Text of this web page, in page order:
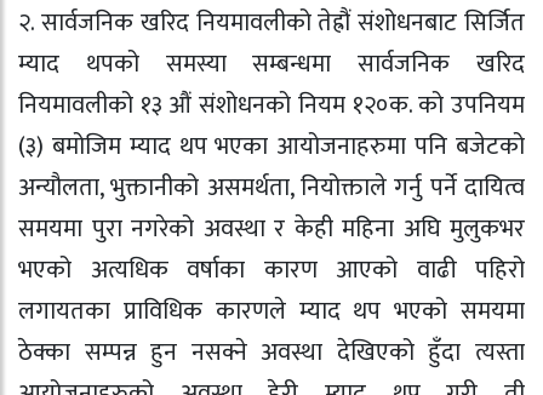
२. सार्वजनिक खरिद नियमावलीको तेह्रौं संशोधनबाट सिर्जित
म्याद थपको समस्या सम्बन्धमा सार्वजनिक खरिद
नियमावलीको १३ औं संशोधनको नियम १२०क. को उपनियम
(३) बमोजिम म्याद थप भएका आयोजनाहरुमा पनि बजेटको
अन्यौलता, भुक्तानीको असमर्थता, नियोक्ताले गर्नु पर्ने दायित्व
समयमा पुरा नगरेको अवस्था र केही महिना अघि मुलुकभर
भएको अत्यधिक वर्षाका कारण आएको वाढी पहिरो
लगायतका प्राविधिक कारणले म्याद थप भएको समयमा
ठेक्का सम्पन्न हुन नसक्ने अवस्था देखिएको हुँदा त्यस्ता